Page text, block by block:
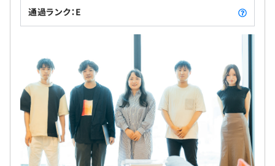
通過ランク：E